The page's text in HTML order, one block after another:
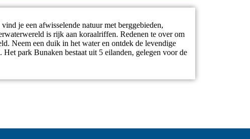
je een afwisselende natuur met berggebieden,
is rijk aan koraalriffen. Redenen te over om
Neem een duik in het water en ontdek de levendige
park Bunaken bestaat uit 5 eilanden, gelegen voor de